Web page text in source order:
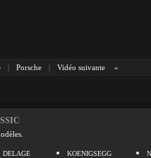
| Porsche | Vidéo suivante »
DELAGE
KOENIGSEGG